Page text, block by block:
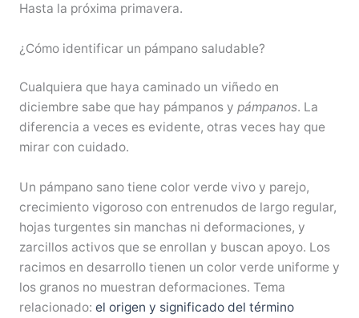
Hasta la próxima primavera.
¿Cómo identificar un pámpano saludable?
Cualquiera que haya caminado un viñedo en
diciembre sabe que hay pámpanos y pámpanos. La
diferencia a veces es evidente, otras veces hay que
mirar con cuidado.
Un pámpano sano tiene color verde vivo y parejo,
crecimiento vigoroso con entrenudos de largo regular,
hojas turgentes sin manchas ni deformaciones, y
zarcillos activos que se enrollan y buscan apoyo. Los
racimos en desarrollo tienen un color verde uniforme y
los granos no muestran deformaciones. Tema
relacionado: el origen y significado del término